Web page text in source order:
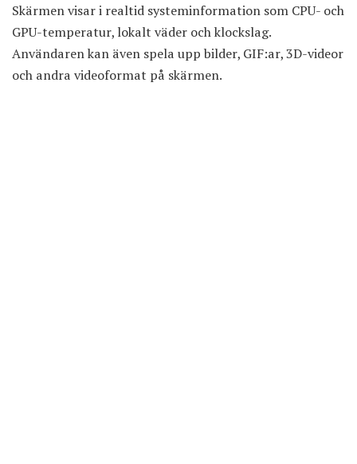
Skärmen visar i realtid systeminformation som CPU- och
GPU-temperatur, lokalt väder och klockslag.
Användaren kan även spela upp bilder, GIF:ar, 3D-videor
och andra videoformat på skärmen.